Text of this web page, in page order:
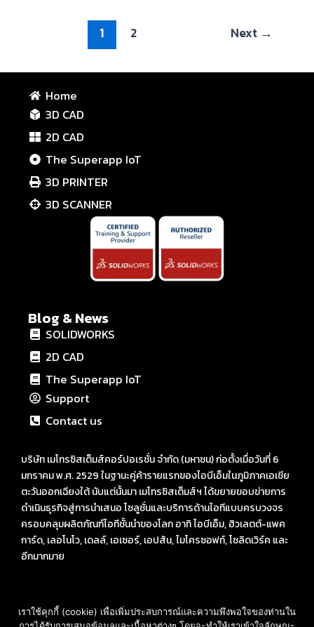
1 2 Next →
Home
3D CAD
2D CAD
The Superapp IoT
3D PRINTER
3D SCANNER
Blog & News
SOLIDWORKS
2D CAD
The Superapp IoT
Support
Contact us
บริษัท เมโทรซิสเต็มส์คอร์ปอเรชั่น จำกัด (มหาชน) ก่อตั้งเมื่อวันที่ 6
มกราคม พ.ศ. 2529 ในฐานะคู่ค้ารายแรกของไอบีเอ็มในภูมิภาคเอเชีย
ตะวันออกเฉียงใต้ นับแต่นั้นมา เมโทรซิสเต็มส์ฯ ได้ขยายขอบข่ายการ
ดำเนินธุรกิจสู่การนำเสนอ โซลูชั่นและบริการด้านไอทีแบบครบวงจร
ครอบคลุมผลิตภัณฑ์ไอทีชั้นนำของโลก อาทิ ไอบีเอ็ม, ฮิวเลตต์-แพค
การ์ด, เลอโนโว, เดลล์, เอเซอร์, เอปสัน, ไมโครซอฟท์, โซลิดเวิร์ค และ
อีกมากมาย
เราใช้คุกกี้ (cookie) เพื่อเพิ่มประสบการณ์และความพึงพอใจของท่านใน